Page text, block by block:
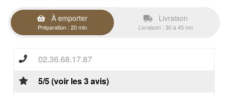
À emporter
Préparation : 20 min
Livraison
Livraison : 30 à 45 mn
02.36.68.17.87
5/5 (voir les 3 avis)